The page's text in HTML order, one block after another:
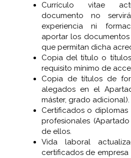
Currículo vitae
documento no
experiencia ni
aportar los
que permitan dicha
Copia del título o
requisito mínimo de
Copia de títulos de
alegados en el
máster, grado adicional).
Certificados o
profesionales
de ellos.
Vida laboral
certificados de